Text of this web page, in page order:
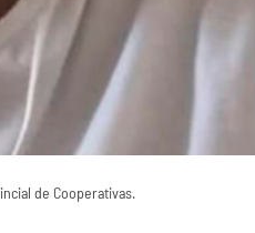
de Cooperativas.